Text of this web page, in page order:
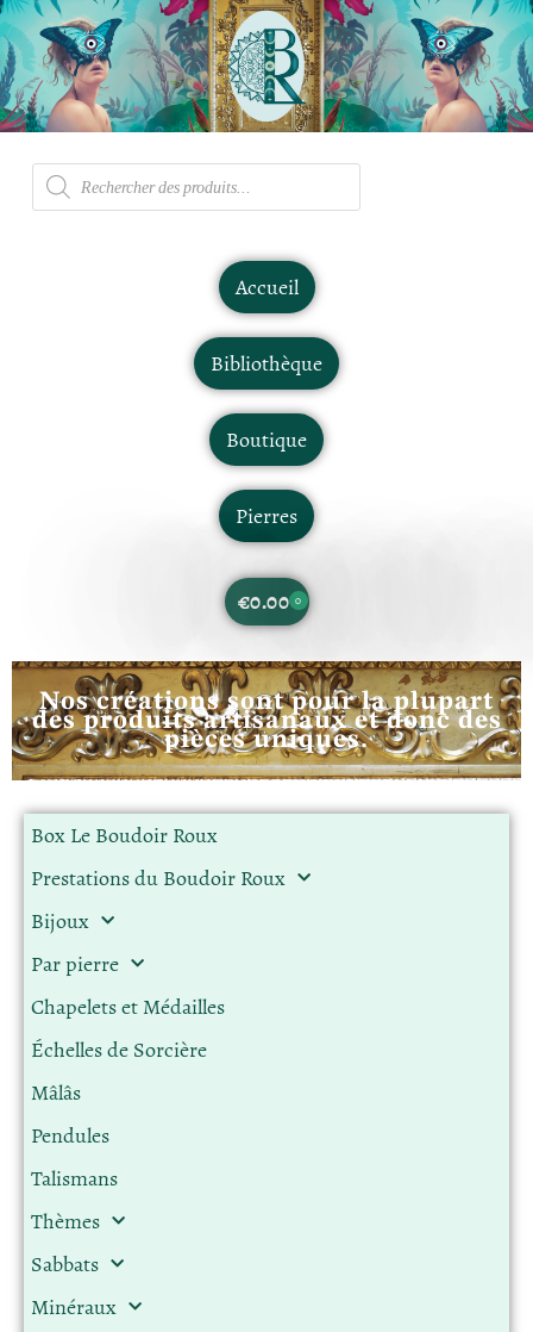
Accueil
Bibliothèque
Boutique
Pierres
€0.00 0
Nos créations sont pour la plupart
des produits artisanaux et donc des
pièces uniques.
Box Le Boudoir Roux
Prestations du Boudoir Roux
Bijoux
Par pierre
Chapelets et Médailles
Échelles de Sorcière
Mâlâs
Pendules
Talismans
Thèmes
Sabbats
Minéraux